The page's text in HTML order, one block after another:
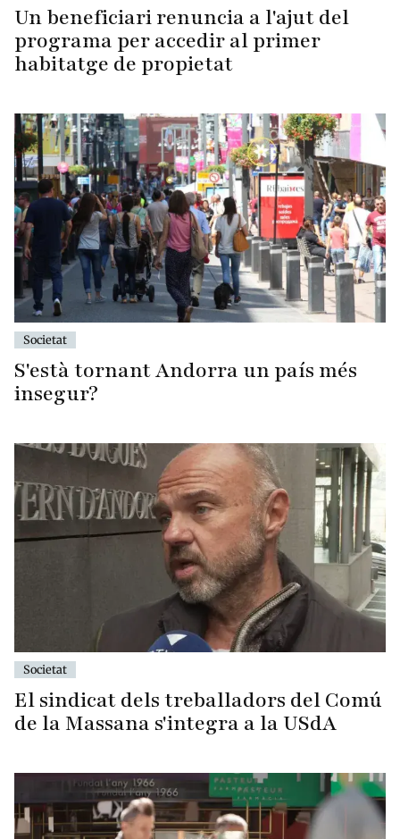
Un beneficiari renuncia a l'ajut del
programa per accedir al primer
habitatge de propietat
Societat
S'està tornant Andorra un país més
insegur?
Societat
El sindicat dels treballadors del Comú
de la Massana s'integra a la USdA